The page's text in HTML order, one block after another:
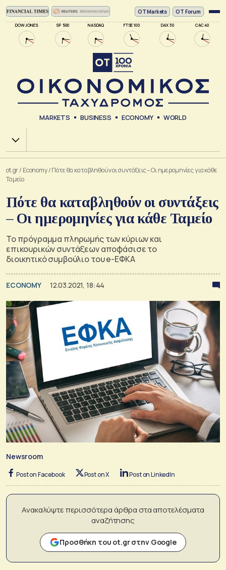
DOW JONES SP 500 NASDAQ FTSE 100 DAX 30 CAC 40
ΟΤ Markets OT Forum
MARKETS BUSINESS ECONOMY WORLD
Χ.Α.
ot.gr/ Economy/Πότε θα καταβληθούν οι συντάξεις – Οι ημερομηνίες για κάθε
Ταμείο
Πότε θα καταβληθούν οι συντάξεις
– Οι ημερομηνίες για κάθε Ταμείο
Το πρόγραμμα πληρωμής των κύριων και
επικουρικών συντάξεων αποφάσισε το
διοικητικό συμβούλιο του e-ΕΦΚΑ
ECONOMY 12.03.2021, 18:44
Newsroom
Post on Facebook Post on X Post on LinkedIn
Ανακαλύψτε περισσότερα άρθρα στα αποτελέσματα
αναζήτησης
Προσθήκη του ot.gr στην Google